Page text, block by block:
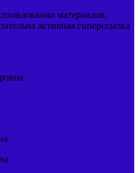
материалов,
активная гиперссылка